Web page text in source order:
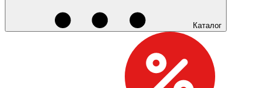
Каталог